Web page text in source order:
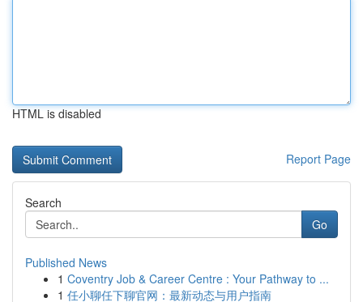
HTML is disabled
Report Page
Search
Go
Published News
1 Coventry Job & Career Centre : Your Pathway to ...
1 任小聊任下聊官网：最新动态与用户指南